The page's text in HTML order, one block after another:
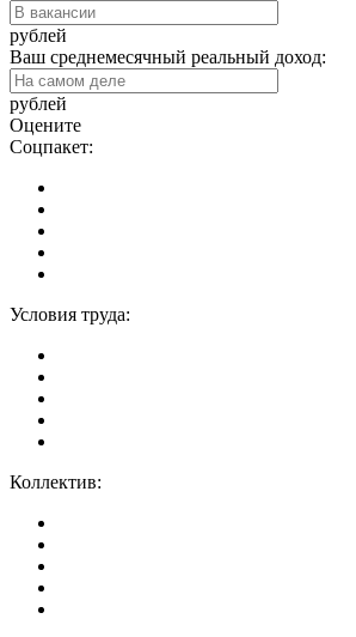
рублей
Ваш среднемесячный реальный доход:
рублей
Оцените
Соцпакет:
Условия труда:
Коллектив: